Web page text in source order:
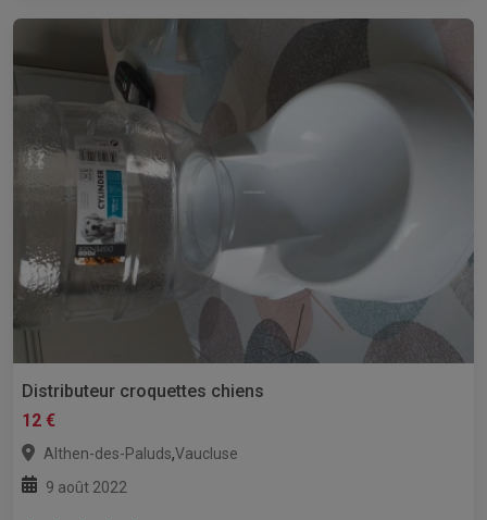
Distributeur croquettes chiens
12 €
Althen-des-Paluds,Vaucluse
9 août 2022